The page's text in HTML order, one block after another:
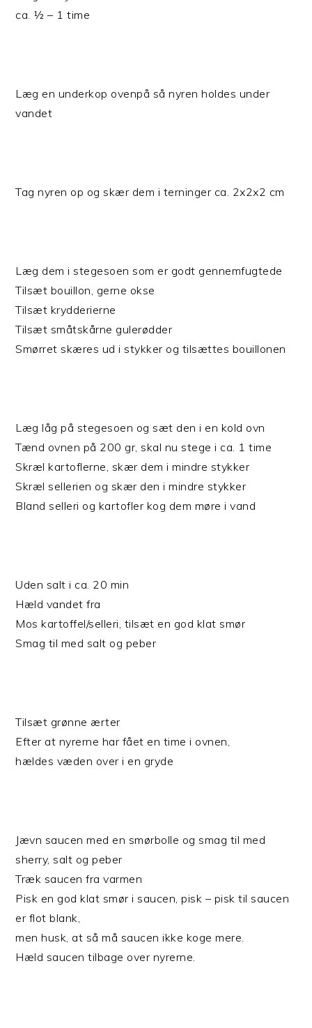
ca. ½ – 1 time
Læg en underkop ovenpå så nyren holdes under
vandet
Tag nyren op og skær dem i terninger ca. 2x2x2 cm
Læg dem i stegesoen som er godt gennemfugtede
Tilsæt bouillon, gerne okse
Tilsæt krydderierne
Tilsæt småtskårne gulerødder
Smørret skæres ud i stykker og tilsættes bouillonen
Læg låg på stegesoen og sæt den i en kold ovn
Tænd ovnen på 200 gr, skal nu stege i ca. 1 time
Skræl kartoflerne, skær dem i mindre stykker
Skræl sellerien og skær den i mindre stykker
Bland selleri og kartofler kog dem møre i vand
Uden salt i ca. 20 min
Hæld vandet fra
Mos kartoffel/selleri, tilsæt en god klat smør
Smag til med salt og peber
Tilsæt grønne ærter
Efter at nyrerne har fået en time i ovnen,
hældes væden over i en gryde
Jævn saucen med en smørbolle og smag til med
sherry, salt og peber
Træk saucen fra varmen
Pisk en god klat smør i saucen, pisk – pisk til saucen
er flot blank,
men husk, at så må saucen ikke koge mere.
Hæld saucen tilbage over nyrerne.